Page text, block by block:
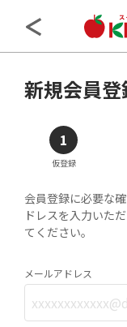
KINSHOSTORE
新規会員登
1
仮登録
会員登録に必要な
ドレスを入力いた
てください。
メールアドレス